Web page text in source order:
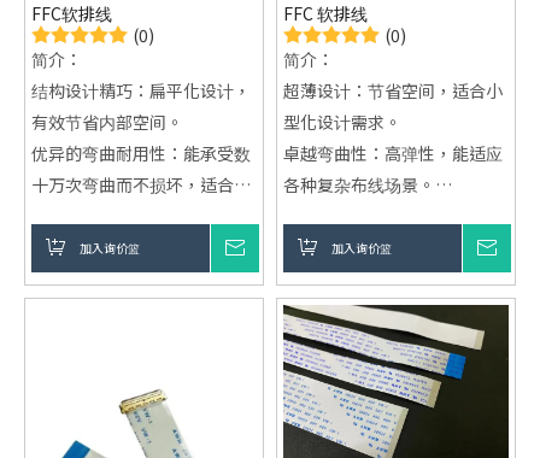
FFC软排线
(0)
简介：
结构设计精巧：扁平化设计，
有效节省内部空间。
优异的弯曲耐用性：能承受数
十万次弯曲而不损坏，适合动
稳定的信号传输：抗电磁干
扰，确保数据稳定清晰。
气及耐化学腐蚀，适应各种工
作环境。
加入询价篮
FFC 软排线
(0)
简介：
超薄设计：节省空间，适合小
型化设计需求。
卓越弯曲性：高弹性，能适应
各种复杂布线场景。
保稳定的数据传输。
加入询价篮